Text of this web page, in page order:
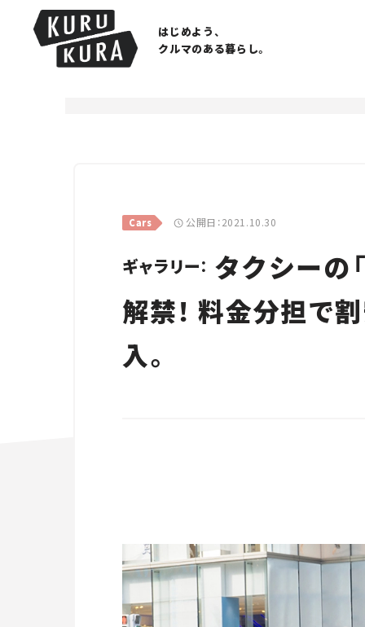
はじめよう、
クルマのある暮らし。
Cars 公開日：2021.10.30
ギャラリー： タクシーの
解禁！ 料金分担で
入。